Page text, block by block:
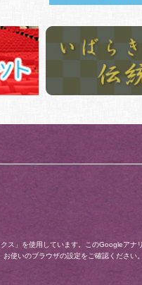
ス」を使用しています。このGoogleア
使いのブラウザの設定をご確認ください